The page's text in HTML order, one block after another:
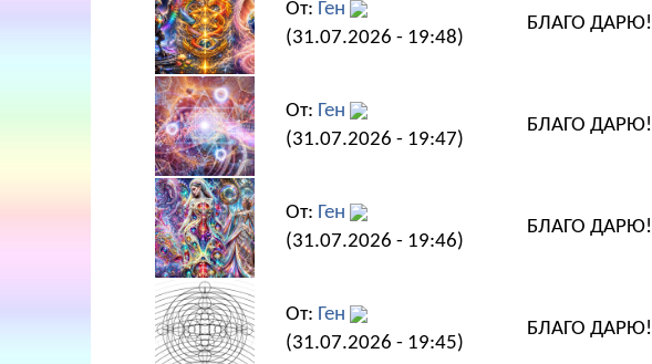
От: Ген
(31.07.2026 - 19:48)
БЛАГО ДАРЮ!
От: Ген
(31.07.2026 - 19:47)
БЛАГО ДАРЮ!
От: Ген
(31.07.2026 - 19:46)
БЛАГО ДАРЮ!
От: Ген
(31.07.2026 - 19:45)
БЛАГО ДАРЮ!